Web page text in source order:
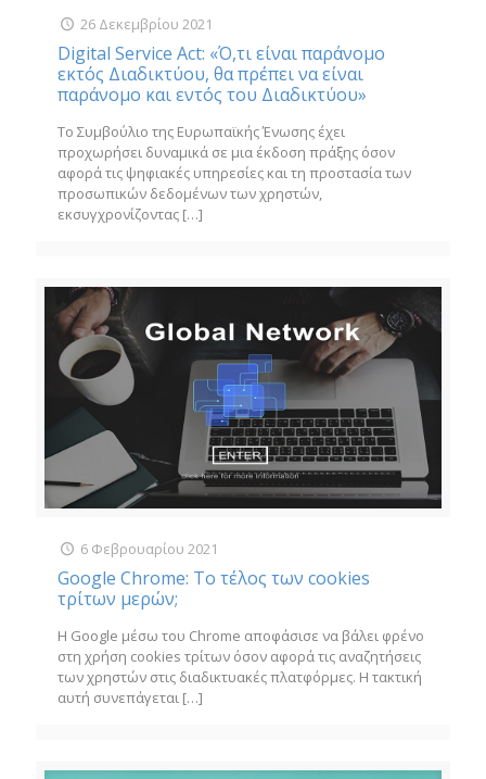
26 Δεκεμβρίου 2021
Digital Service Act: «Ό,τι είναι παράνομο
εκτός Διαδικτύου, θα πρέπει να είναι
παράνομο και εντός του Διαδικτύου»
Το Συμβούλιο της Ευρωπαϊκής Ένωσης έχει
προχωρήσει δυναμικά σε μια έκδοση πράξης όσον
αφορά τις ψηφιακές υπηρεσίες και τη προστασία των
προσωπικών δεδομένων των χρηστών,
εκσυγχρονίζοντας […]
6 Φεβρουαρίου 2021
Google Chrome: Το τέλος των cookies
τρίτων μερών;
Η Google μέσω του Chrome αποφάσισε να βάλει φρένο
στη χρήση cookies τρίτων όσον αφορά τις αναζητήσεις
των χρηστών στις διαδικτυακές πλατφόρμες. Η τακτική
αυτή συνεπάγεται […]